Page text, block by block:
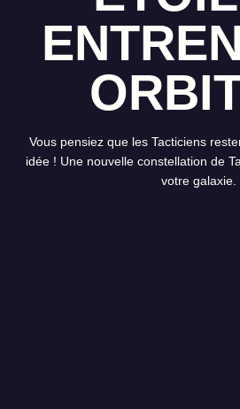
Vous pensiez que les Tacticiens
idée ! Une nouvelle constellation de
votre galaxie.